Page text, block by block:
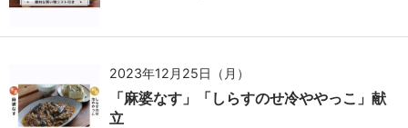
2023年12月25日（月）
「麻婆なす」「しらすのせ冷ややっこ」献
立